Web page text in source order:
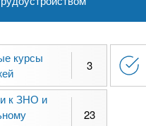
курсы
3
к ЗНО и
23